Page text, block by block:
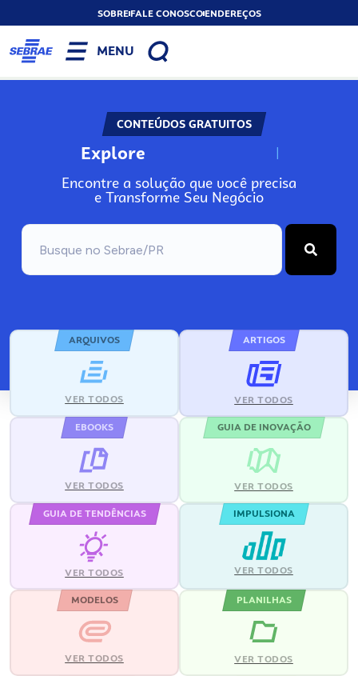
SOBREFALE CONOSCOENDEREÇOS
MENU
CONTEÚDOS GRATUITOS
Explore N
Encontre a solução que você precisa
e Transforme Seu Negócio
ARQUIVOS
VER TODOS
ARTIGOS
VER TODOS
EBOOKS
VER TODOS
GUIA DE INOVAÇÃO
VER TODOS
GUIA DE TENDÊNCIAS
VER TODOS
IMPULSIONA
VER TODOS
MODELOS
VER TODOS
PLANILHAS
VER TODOS